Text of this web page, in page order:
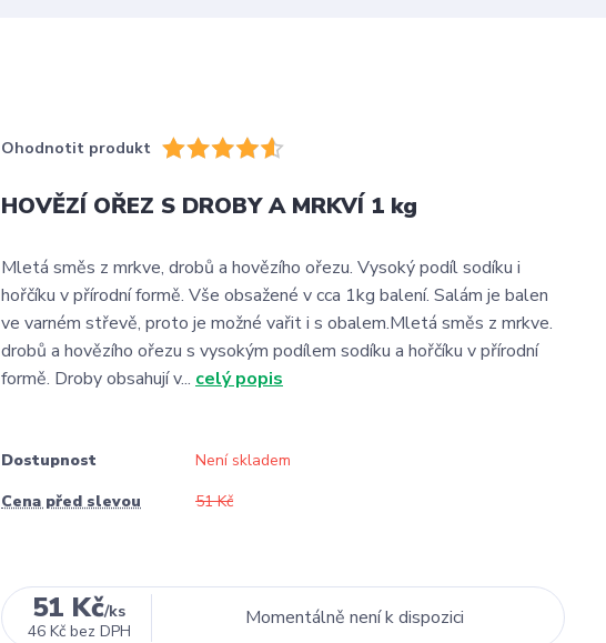
Ohodnotit produkt
HOVĚZÍ OŘEZ S DROBY A MRKVÍ 1 kg
Mletá směs z mrkve, drobů a hovězího ořezu. Vysoký podíl sodíku i
hořčíku v přírodní formě. Vše obsažené v cca 1kg balení. Salám je balen
ve varném střevě, proto je možné vařit i s obalem.Mletá směs z mrkve.
drobů a hovězího ořezu s vysokým podílem sodíku a hořčíku v přírodní
formě. Droby obsahují v... celý popis
Dostupnost
Není skladem
Cena před slevou
51 Kč
51 Kč/ks
46 Kč bez DPH
Momentálně není k dispozici